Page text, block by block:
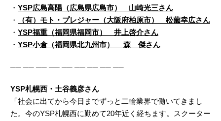
・ YSP広島高陽（広島県広島市） 山崎光三さん
・
（有）モト・プレジャー（大阪府柏原市） 松薗幸広さん
・ YSP福重（福岡県福岡市） 井上啓介さん
・ YSP小倉（福岡県北九州市） 森 傑さん
── ── ── ── ── ── ── ── ──
YSP札幌西・土谷義彦さん
「社会に出てから今日までずっと二輪業界で働いてきまし
た。今のYSP札幌西に勤めて20年近く経ちます。スクーター